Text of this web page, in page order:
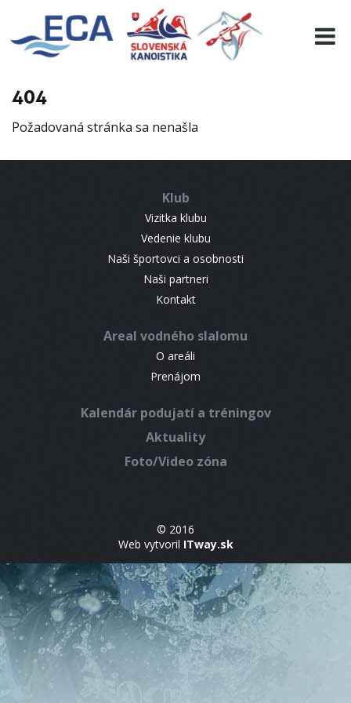
404
Požadovaná stránka sa nenašla
Klub
Vizitka klubu
Vedenie klubu
Naši športovci a osobnosti
Naši partneri
Kontakt
Areal vodného slalomu
O areáli
Prenájom
Kalendár podujatí a tréningov
Aktuality
Foto/Video zóna
© 2016
Web vytvoril ITway.sk
EURO 19
INFO
RESULTS
CONTACT